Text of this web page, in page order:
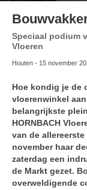
Speciaal podium
Vloeren
Houten - 15 november
Hoe kondig je de
vloerenwinkel
belangrijkste
HORNBACH
van de
november haar
zaterdag een
de Markt gezet.
overweldigende